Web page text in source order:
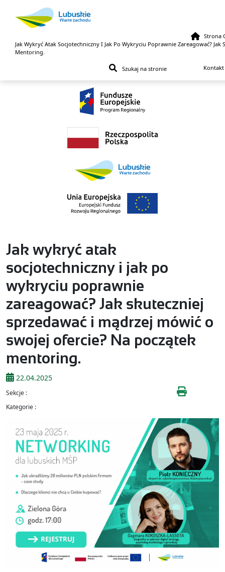
Przejdź do treści
Strona
Jak Wykryć Atak Socjotechniczny I Jak Po Wykryciu Poprawnie Zareagować?
Mentoring.
Kontakt
Jak wykryć atak
socjotechniczny i jak po
wykryciu poprawnie
zareagować? Jak skuteczniej
sprzedawać i mądrzej mówić o
swojej ofercie? Na początek
mentoring.
22.04.2025
Sekcje :
Kategorie :